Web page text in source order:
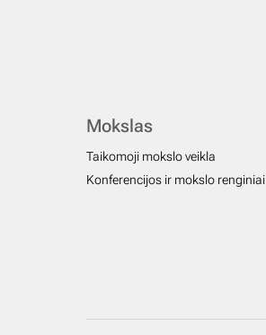
Mokslas
Taikomoji mokslo veikla
Konferencijos ir mokslo renginiai